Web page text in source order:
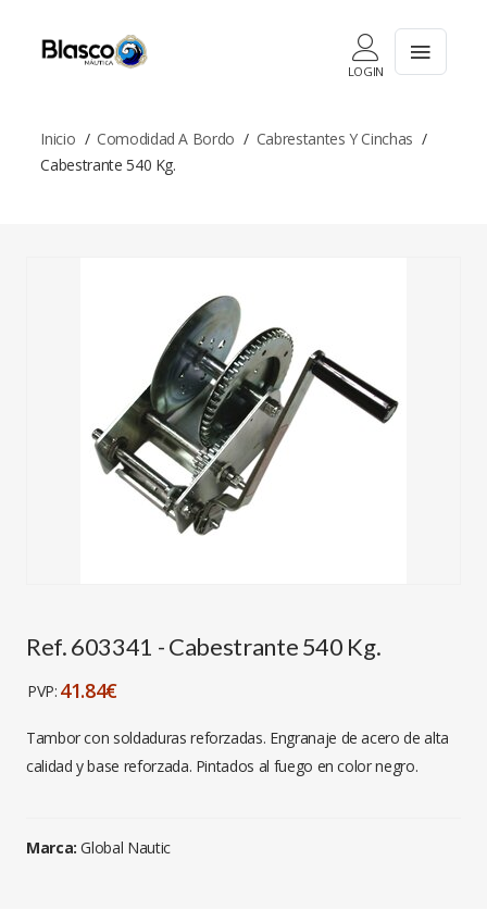
LOGIN
Inicio Comodidad A Bordo
Cabrestantes Y Cinchas
Cabestrante 540 Kg.
Ref. 603341 - Cabestrante 540 Kg.
PVP: 41.84€
Tambor con soldaduras reforzadas. Engranaje de acero de alta
calidad y base reforzada. Pintados al fuego en color negro.
Marca:Global Nautic